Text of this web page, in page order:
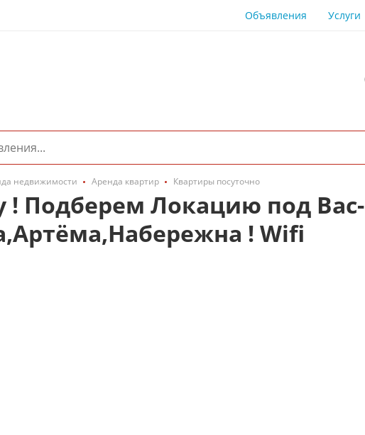
Объявления Услуги
недвижимости Аренда квартир Квартиры посуточно
! Подберем Локацию под Вас-
! Wifi